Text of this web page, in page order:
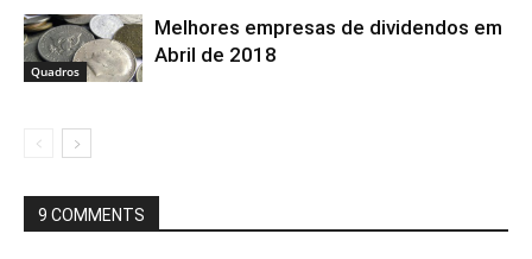
Quadros
Melhores empresas de dividendos em
Abril de 2018
9 COMMENTS